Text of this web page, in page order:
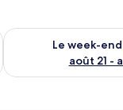
août 14 - août 16
Le week-
août 21 -
Vérifier la